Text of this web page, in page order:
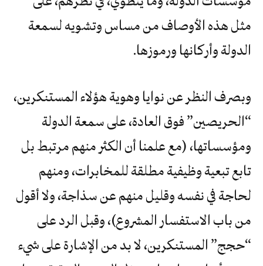
مثل هذه الأوصاف من مساس وتشويه لسمعة
الدولة وأركانها ورموزها.
وبصرف النظر عن نوايا وهوية هؤلاء المستنكرين،
“الحريصين” فوق العادة، على سمعة الدولة
ومؤسساتها، (مع علمنا أن الكثر منهم مرتبط بل
تابع تبعية وظيفية مطلقة للمخابرات، ومنهم
لحاجة في نفسه وقليل منهم عن سذاجة، ولا أقول
من باب الاستفسار المشروع)، وقبل الرد على
“حجج” المستنكرين، لا بد من الإشارة على شيء